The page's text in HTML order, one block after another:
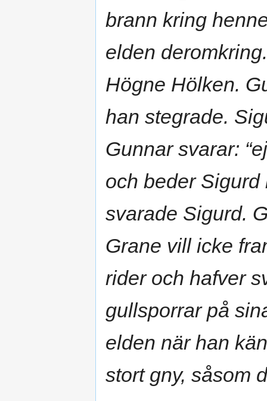
brann kring
elden
Högne Hölken.
han stegrade.
Gunnar svarar:
och beder Sigurd
svarade Sigurd.
Grane vill icke
rider och hafver
gullsporrar på
elden när han
stort gny, såsom